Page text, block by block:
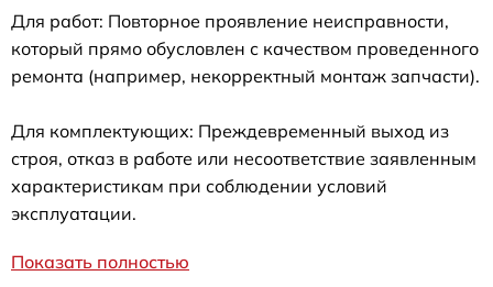
Для работ: Повторное проявление неисправности,
который прямо обусловлен с качеством проведенного
ремонта (например, некорректный монтаж запчасти).
Для комплектующих: Преждевременный выход из
строя, отказ в работе или несоответствие заявленным
характеристикам при соблюдении условий
эксплуатации.
Показать полностью